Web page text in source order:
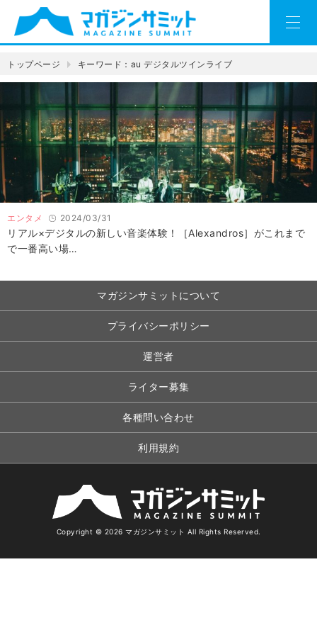
トップページ キーワード：au デジタルツインライブ
エンタメ 2024/03/31
リアル×デジタルの新しい音楽体験！［Alexandros］がこれまで
で一番高い場…
マガジンサミットについて
プライバシーポリシー
運営者
ライター募集
各種問い合わせ
利用規約
Copyright © 2026 マガジンサミット All Rights Reserved.